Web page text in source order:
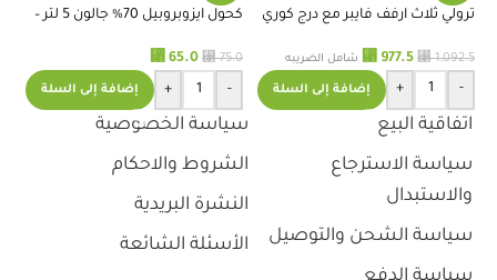
ترولي ثلاث ارفف فايبر مع درج كوري
⃁1,092.5
⃁ 977.5 شامل الضريبه
-
+ إضافة إلى السلة
كحول ايزوبروبيل 70% جالون 5 لتر –
⃁75.0
⃁ 65.0
-
+ إضافة إلى السلة
اتفاقية البيع
سياسة الاسترجاع
والاستبدال
سياسة الشحن والتوصيل
سياسة الخصوصية
الشروط والاحكام
النشرة البريدية
الأسئلة الشائعة